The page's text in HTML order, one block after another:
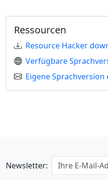
Ressourcen
Resource Hacker
Verfügbare
Eigene Sprachversion
Newsletter: